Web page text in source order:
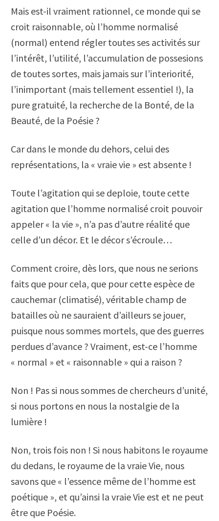
Mais est-il vraiment rationnel, ce monde qui se
croit raisonnable, où l’homme normalisé
(normal) entend régler toutes ses activités sur
l’intérêt, l’utilité, l’accumulation de possesions
de toutes sortes, mais jamais sur l’interiorité,
l’inimportant (mais tellement essentiel !), la
pure gratuité, la recherche de la Bonté, de la
Beauté, de la Poésie ?
Car dans le monde du dehors, celui des
représentations, la « vraie vie » est absente !
Toute l’agitation qui se deploie, toute cette
agitation que l’homme normalisé croit pouvoir
appeler « la vie », n’a pas d’autre réalité que
celle d’un décor. Et le décor s’écroule…
Comment croire, dès lors, que nous ne serions
faits que pour cela, que pour cette espèce de
cauchemar (climatisé), véritable champ de
batailles où ne sauraient d’ailleurs se jouer,
puisque nous sommes mortels, que des guerres
perdues d’avance ? Vraiment, est-ce l’homme
« normal » et « raisonnable » qui a raison ?
Non ! Pas si nous sommes de chercheurs d’unité,
si nous portons en nous la nostalgie de la
lumière !
Non, trois fois non ! Si nous habitons le royaume
du dedans, le royaume de la vraie Vie, nous
savons que « l’essence même de l’homme est
poétique », et qu’ainsi la vraie Vie est et ne peut
être que Poésie.